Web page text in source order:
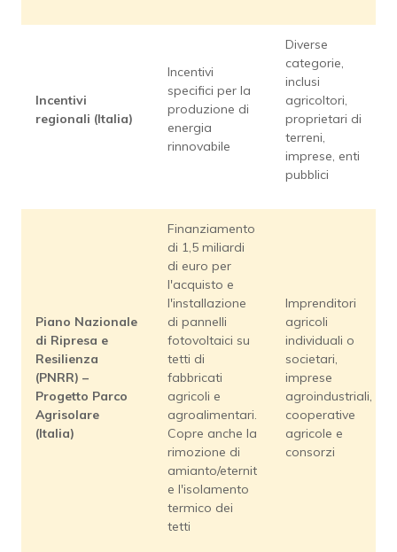
Incentivi
regionali (Italia)
Incentivi
specifici per la
produzione di
energia
rinnovabile
Diverse
categorie,
inclusi
agricoltori,
proprietari di
terreni,
imprese, enti
pubblici
Piano Nazionale
di Ripresa e
Resilienza
(PNRR) –
Progetto Parco
Agrisolare
(Italia)
Finanziamento
di 1,5 miliardi
di euro per
l'acquisto e
l'installazione
di pannelli
fotovoltaici su
tetti di
fabbricati
agricoli e
agroalimentari.
Copre anche la
rimozione di
amianto/eternit
e l'isolamento
termico dei
tetti
Imprenditori
agricoli
individuali o
societari,
imprese
agroindustriali,
cooperative
agricole e
consorzi